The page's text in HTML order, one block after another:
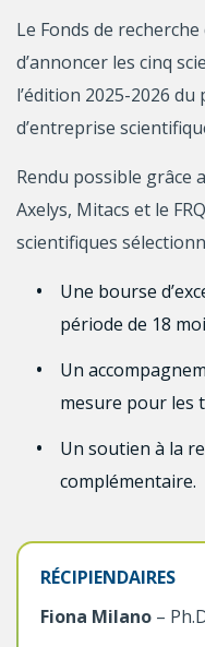
Le Fonds de
d’annoncer les cinq
l’édition 2025-2026
d’entreprise
Rendu possible grâce
Axelys, Mitacs et le
scientifiques
Une bourse
période de 18
Un
mesure pour les
Un soutien à la
complémentaire.
RÉCIPIENDAIRES
Fiona Milano –